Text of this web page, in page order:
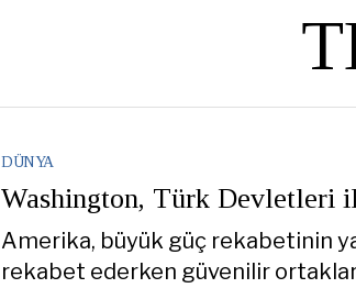
DÜNYA
Washington, Türk Devletleri
Amerika, büyük güç rekabetinin
rekabet ederken güvenilir